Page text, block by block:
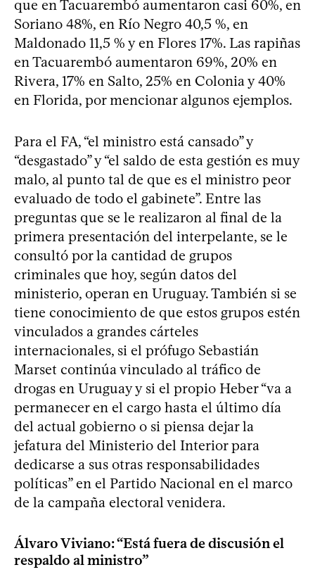
que en Tacuarembó aumentaron casi 60%, en
Soriano 48%, en Río Negro 40,5 %, en
Maldonado 11,5 % y en Flores 17%. Las rapiñas
en Tacuarembó aumentaron 69%, 20% en
Rivera, 17% en Salto, 25% en Colonia y 40%
en Florida, por mencionar algunos ejemplos.
Para el FA, “el ministro está cansado” y
“desgastado” y “el saldo de esta gestión es muy
malo, al punto tal de que es el ministro peor
evaluado de todo el gabinete”. Entre las
preguntas que se le realizaron al final de la
primera presentación del interpelante, se le
consultó por la cantidad de grupos
criminales que hoy, según datos del
ministerio, operan en Uruguay. También si se
tiene conocimiento de que estos grupos estén
vinculados a grandes cárteles
internacionales, si el prófugo Sebastián
Marset continúa vinculado al tráfico de
drogas en Uruguay y si el propio Heber “va a
permanecer en el cargo hasta el último día
del actual gobierno o si piensa dejar la
jefatura del Ministerio del Interior para
dedicarse a sus otras responsabilidades
políticas” en el Partido Nacional en el marco
de la campaña electoral venidera.
Álvaro Viviano: “Está fuera de discusión el
respaldo al ministro”